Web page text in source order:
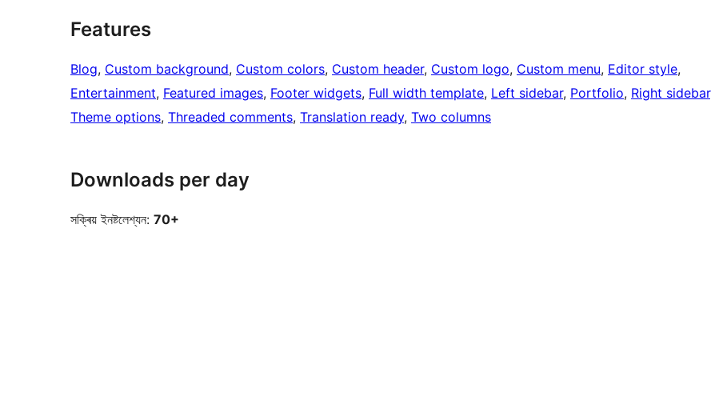
Features
Blog, Custom background, Custom colors, Custom header, Custom logo, Custom menu, Editor style
Entertainment, Featured images, Footer widgets, Full width template, Left sidebar, Portfolio, Right sidebar
Theme options, Threaded comments, Translation ready, Two columns
Downloads per day
সক্ৰিয় ইনষ্টলেশ্যন: 70+